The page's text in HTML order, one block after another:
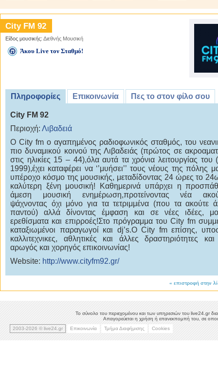
City FM 92
Είδος μουσικής: Διεθνής Μουσική
Άκου Live τον Σταθμό!
Πληροφορίες Επικοινωνία Πες το στον φίλο σου
City FM 92
Περιοχή: Λιβαδειά
Ο City fm ο αγαπημένος ραδιοφωνικός σταθμός, του
πιο δυναμικού κοινού της Λιβαδειάς (πρώτος σε
στις ηλικίες 15 – 44),όλα αυτά τα χρόνια λειτουργίας του
1999),έχει καταφέρει να ‘’μυήσει’’ τους νέους της πόλης
υπέροχο κόσμο της μουσικής, μεταδίδοντας 24 ώρες το
καλύτερη ξένη μουσική! Καθημερινά υπάρχει η
άμεση μουσική ενημέρωση,προτείνοντας νέα
ψάχνοντας όχι μόνο για τα τετριμμένα (που τα ακούτε
παντού) αλλά δίνοντας έμφαση και σε νέες ιδέες,
ερεθίσματα και επιρροές!Στο πρόγραμμα του City fm
καταξιωμένοι παραγωγοί και dj’s.Ο City fm επίσης,
καλλιτεχνικες, αθλητικές και άλλες δραστηριότητες και
αρωγός και χορηγός επικοινωνίας!
Website: http://www.cityfm92.gr/
« επιστροφή στην
Το σύνολο του περιεχομένου και των υπηρεσιών του live24.gr
Απαγορεύεται η χρήση ή επανεκπομπή του, σε
2003-2026 © live24.gr
Επικοινωνία Τμήμα Διαφήμισης Cookies